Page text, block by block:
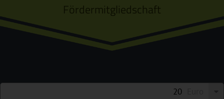
Fördermitgliedschaft